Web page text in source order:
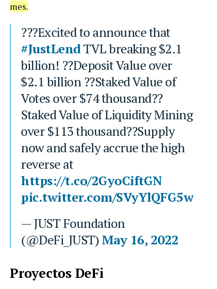
mes.
???Excited to announce that
#JustLendTVL breaking $2.1
billion! ??Deposit Value over
$2.1 billion ??Staked Value of
Votes over $74 thousand??
Staked Value of Liquidity Mining
over $113 thousand??Supply
now and safely accrue the high
reverse at
https://t.co/2GyoCiftGN
pic.twitter.com/SVyYlQFG5w
— JUST Foundation
(@DeFi_JUST) May 16, 2022
Proyectos DeFi